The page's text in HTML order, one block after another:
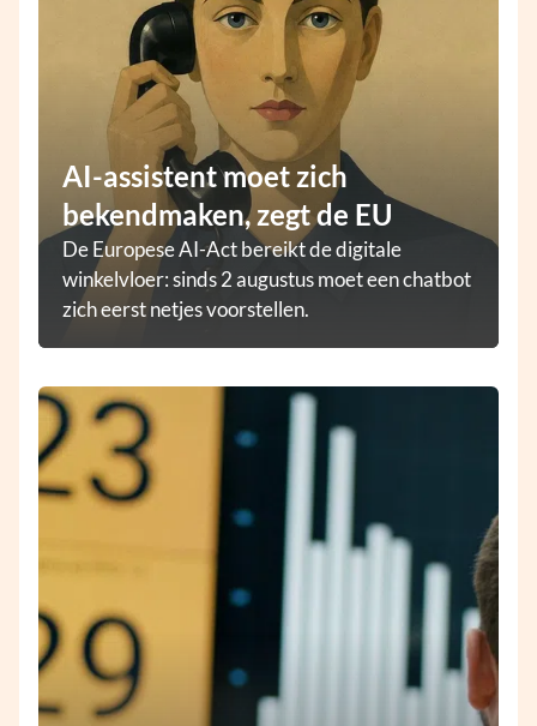
AI-assistent moet zich
bekendmaken, zegt de EU
De Europese AI-Act bereikt de digitale
winkelvloer: sinds 2 augustus moet een chatbot
zich eerst netjes voorstellen.